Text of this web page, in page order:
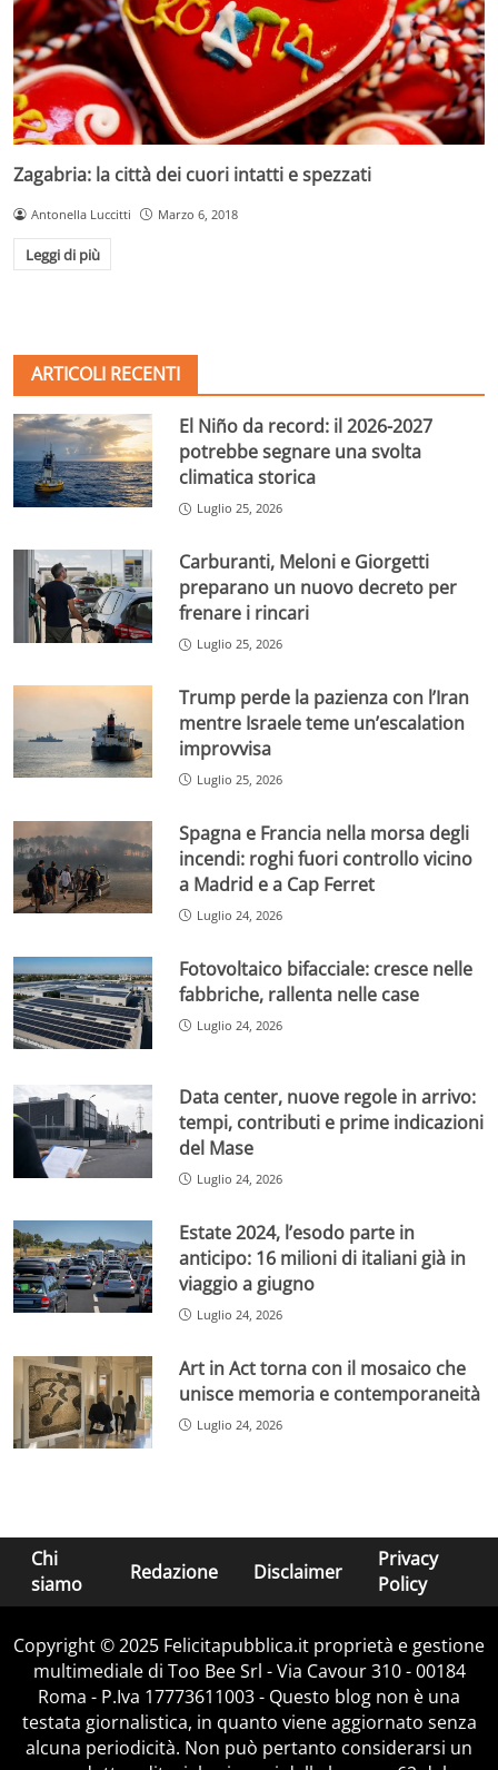
Zagabria: la città dei cuori intatti e spezzati
Antonella Luccitti Marzo 6, 2018
Leggi di più
ARTICOLI RECENTI
El Niño da record: il 2026-2027
potrebbe segnare una svolta
climatica storica
Luglio 25, 2026
Carburanti, Meloni e Giorgetti
preparano un nuovo decreto per
frenare i rincari
Luglio 25, 2026
Trump perde la pazienza con l’Iran
mentre Israele teme un’escalation
improvvisa
Luglio 25, 2026
Spagna e Francia nella morsa degli
incendi: roghi fuori controllo vicino
a Madrid e a Cap Ferret
Luglio 24, 2026
Fotovoltaico bifacciale: cresce nelle
fabbriche, rallenta nelle case
Luglio 24, 2026
Data center, nuove regole in arrivo:
tempi, contributi e prime indicazioni
del Mase
Luglio 24, 2026
Estate 2024, l’esodo parte in
anticipo: 16 milioni di italiani già in
viaggio a giugno
Luglio 24, 2026
Art in Act torna con il mosaico che
unisce memoria e contemporaneità
Luglio 24, 2026
Chi
siamo
Redazione Disclaimer
Privacy
Policy
Copyright © 2025 Felicitapubblica.it proprietà e gestione
multimediale di Too Bee Srl - Via Cavour 310 - 00184
Roma - P.Iva 17773611003 - Questo blog non è una
testata giornalistica, in quanto viene aggiornato senza
alcuna periodicità. Non può pertanto considerarsi un